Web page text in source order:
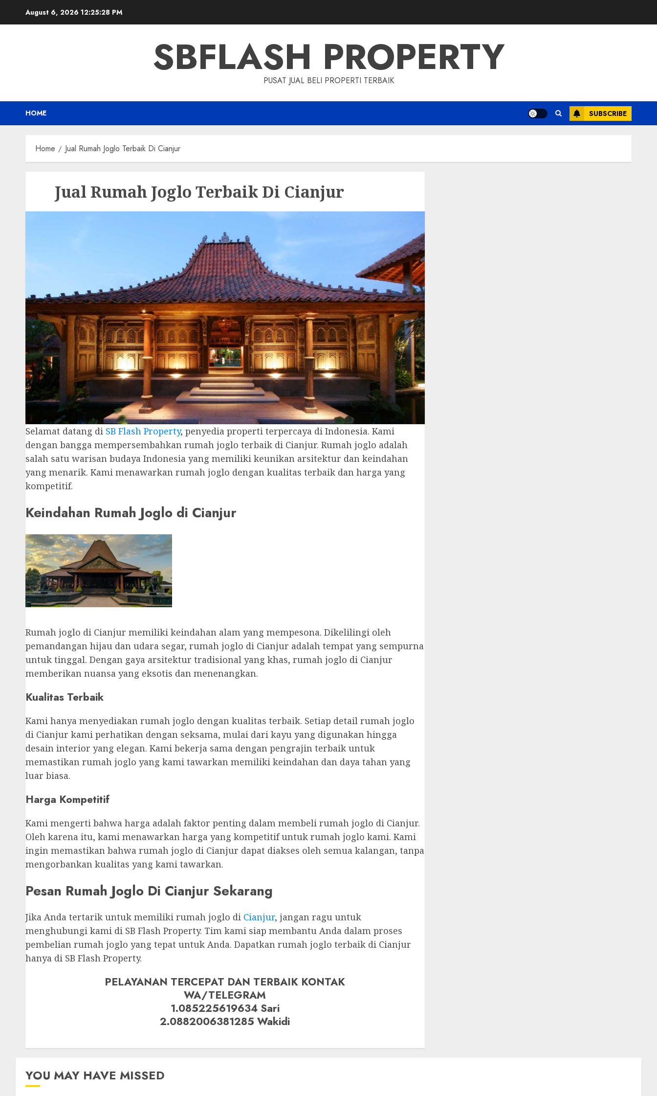
August 6, 2026 12:25:29 PM
SBFLASH PROPERTY
PUSAT JUAL BELI PROPERTI TERBAIK
HOME SUBSCRIBE
Home Jual Rumah Joglo Terbaik Di Cianjur
Jual Rumah Joglo Terbaik Di Cianjur
Selamat datang di SB Flash Property, penyedia properti terpercaya di Indonesia. Kami
dengan bangga mempersembahkan rumah joglo terbaik di Cianjur. Rumah joglo adalah
salah satu warisan budaya Indonesia yang memiliki keunikan arsitektur dan keindahan
yang menarik. Kami menawarkan rumah joglo dengan kualitas terbaik dan harga yang
kompetitif.
Keindahan Rumah Joglo di Cianjur
Rumah joglo di Cianjur memiliki keindahan alam yang mempesona. Dikelilingi oleh
pemandangan hijau dan udara segar, rumah joglo di Cianjur adalah tempat yang sempurna
untuk tinggal. Dengan gaya arsitektur tradisional yang khas, rumah joglo di Cianjur
memberikan nuansa yang eksotis dan menenangkan.
Kualitas Terbaik
Kami hanya menyediakan rumah joglo dengan kualitas terbaik. Setiap detail rumah joglo
di Cianjur kami perhatikan dengan seksama, mulai dari kayu yang digunakan hingga
desain interior yang elegan. Kami bekerja sama dengan pengrajin terbaik untuk
memastikan rumah joglo yang kami tawarkan memiliki keindahan dan daya tahan yang
luar biasa.
Harga Kompetitif
Kami mengerti bahwa harga adalah faktor penting dalam membeli rumah joglo di Cianjur.
Oleh karena itu, kami menawarkan harga yang kompetitif untuk rumah joglo kami. Kami
ingin memastikan bahwa rumah joglo di Cianjur dapat diakses oleh semua kalangan, tanpa
mengorbankan kualitas yang kami tawarkan.
Pesan Rumah Joglo Di Cianjur Sekarang
Jika Anda tertarik untuk memiliki rumah joglo di Cianjur, jangan ragu untuk
menghubungi kami di SB Flash Property. Tim kami siap membantu Anda dalam proses
pembelian rumah joglo yang tepat untuk Anda. Dapatkan rumah joglo terbaik di Cianjur
hanya di SB Flash Property.
PELAYANAN TERCEPAT DAN TERBAIK KONTAK
WA/TELEGRAM
1.085225619634 Sari
2.0882006381285 Wakidi
YOU MAY HAVE MISSED